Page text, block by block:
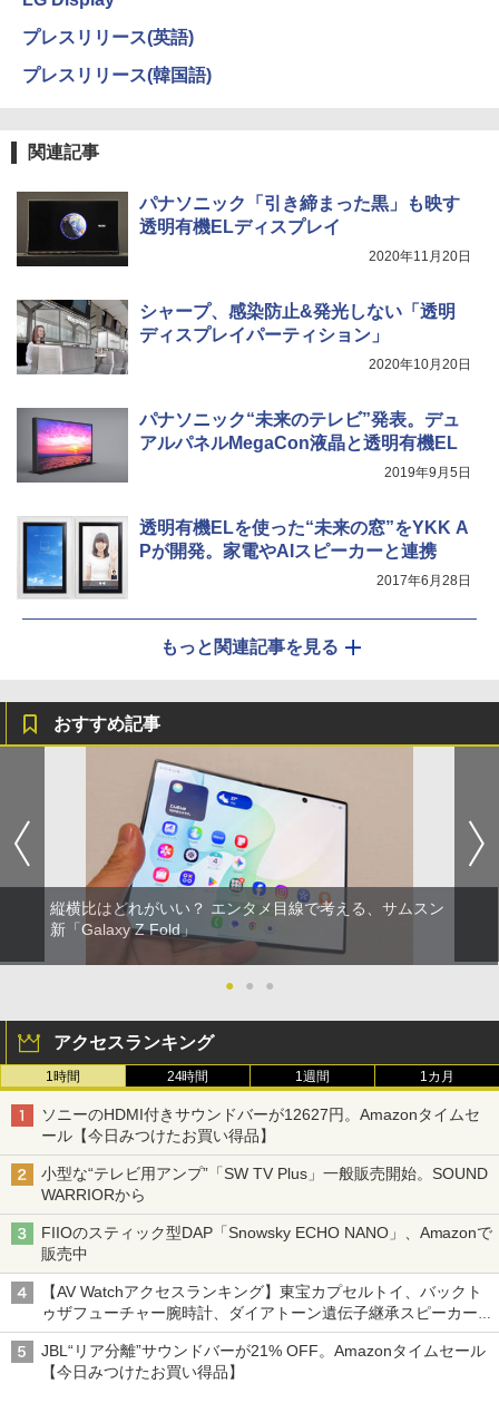
プレスリリース(英語)
プレスリリース(韓国語)
関連記事
パナソニック「引き締まった黒」も映す
透明有機ELディスプレイ
2020年11月20日
シャープ、感染防止&発光しない「透明
ディスプレイパーティション」
2020年10月20日
パナソニック“未来のテレビ”発表。デュ
アルパネルMegaCon液晶と透明有機EL
2019年9月5日
透明有機ELを使った“未来の窓”をYKK A
Pが開発。家電やAIスピーカーと連携
2017年6月28日
もっと関連記事を見る
おすすめ記事
縦横比はどれがいい？ エンタメ目線で考える、サムスン
新「Galaxy Z Fold」
● ● ●
アクセスランキング
1時間 24時間 1週間 1カ月
ソニーのHDMI付きサウンドバーが12627円。Amazonタイムセ
ール【今日みつけたお買い得品】
小型な“テレビ用アンプ”「SW TV Plus」一般販売開始。SOUND
WARRIORから
FIIOのスティック型DAP「Snowsky ECHO NANO」、Amazonで
販売中
【AV Watchアクセスランキング】東宝カプセルトイ、バックト
ゥザフューチャー腕時計、ダイアトーン遺伝子継承スピーカー
('26年8月3日～9日)
JBL“リア分離”サウンドバーが21% OFF。Amazonタイムセール
【今日みつけたお買い得品】